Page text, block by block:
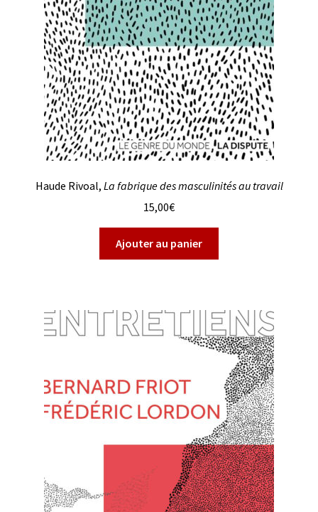
Haude Rivoal, La fabrique des masculinités au travail
15,00€
Ajouter au panier